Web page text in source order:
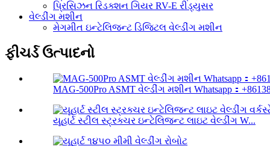
પ્રિસિઝન રિડક્શન ગિયર RV-E રીડ્યુસર
વેલ્ડીંગ મશીન
મેગમીત ઇન્ટેલિજન્ટ ડિજિટલ વેલ્ડીંગ મશીન
ફીચર્ડ ઉત્પાદનો
MAG-500Pro ASMT વેલ્ડીંગ મશીન Whatsapp：
યૂહાર્ટ સ્ટીલ સ્ટ્રક્ચર ઇન્ટેલિજન્ટ લાઇટ વેલ્ડીંગ W...